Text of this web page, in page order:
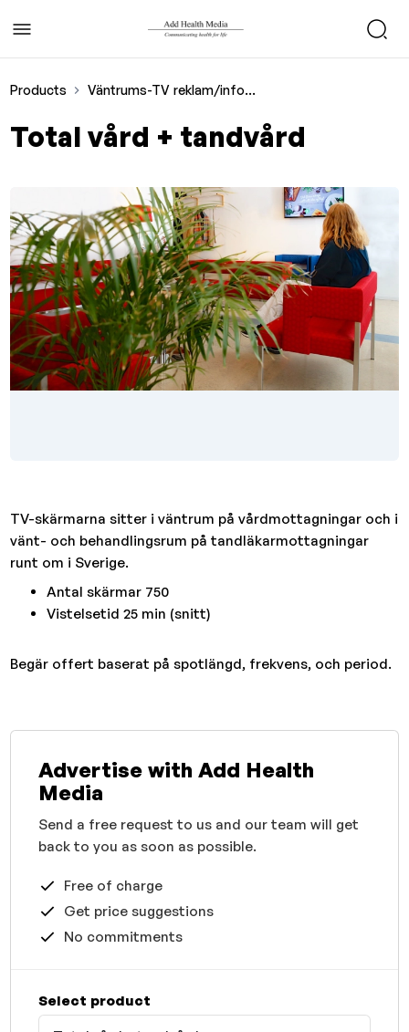
Products Väntrums-TV reklam/infomercial
Total vård + tandvård
TV-skärmarna sitter i väntrum på vårdmottagningar och i
vänt- och behandlingsrum på tandläkarmottagningar
runt om i Sverige.
Antal skärmar 750
Vistelsetid 25 min (snitt)
Begär offert baserat på spotlängd, frekvens, och period.
Advertise with Add Health
Media
Send a free request to us and our team will get
back to you as soon as possible.
Free of charge
Get price suggestions
No commitments
Select product